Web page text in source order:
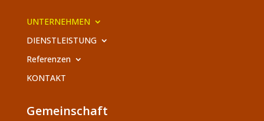
UNTERNEHMEN
DIENSTLEISTUNG
Referenzen
KONTAKT
Gemeinschaft